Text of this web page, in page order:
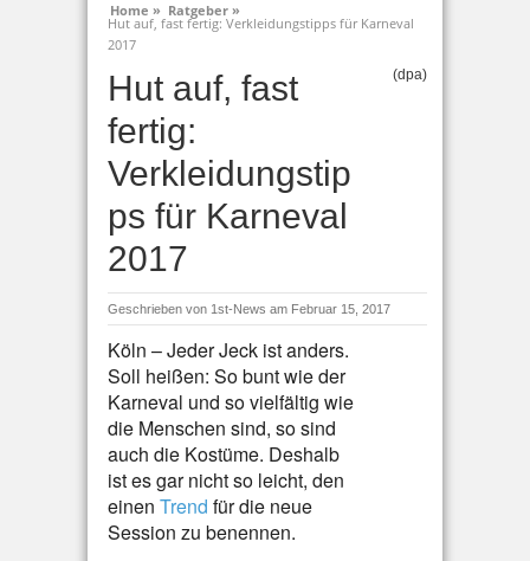
Home » Ratgeber »
Hut auf, fast fertig: Verkleidungstipps für Karneval
2017
Hut auf, fast
fertig:
Verkleidungstip
ps für Karneval
2017
(dpa)
Geschrieben von 1st-News am Februar 15, 2017
Köln – Jeder Jeck ist anders.
Soll heißen: So bunt wie der
Karneval und so vielfältig wie
die Menschen sind, so sind
auch die Kostüme. Deshalb
ist es gar nicht so leicht, den
einen Trend für die neue
Session zu benennen.